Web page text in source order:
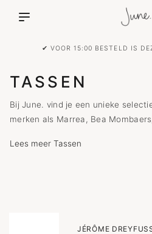
✔ VOOR 15:00 BESTELD IS
TASSEN
Bij June. vind je een unieke
merken als Marrea, Bea
Lees meer Tassen
JÉRÔME